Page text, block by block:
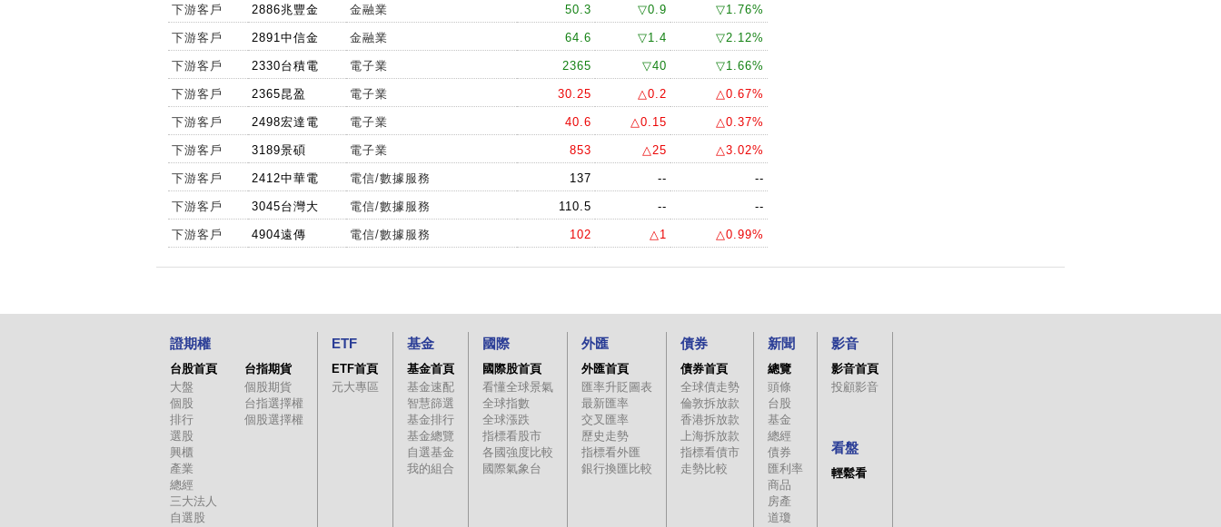
下游客戶 2886兆豐金 金融業 50.3 ▽0.9 ▽1.76%
下游客戶 2891中信金 金融業 64.6 ▽1.4 ▽2.12%
下游客戶 2330台積電 電子業 2365 ▽40 ▽1.66%
下游客戶 2365昆盈 電子業 30.25 △0.2 △0.67%
下游客戶 2498宏達電 電子業 40.6 △0.15 △0.37%
下游客戶 3189景碩 電子業 853 △25 △3.02%
下游客戶 2412中華電 電信/數據服務 137 -- --
下游客戶 3045台灣大 電信/數據服務 110.5 -- --
下游客戶 4904遠傳 電信/數據服務 102 △1 △0.99%
證期權
台股首頁
大盤
個股
排行
選股
興櫃
產業
總經
三大法人
自選股
台指期貨
個股期貨
台指選擇權
個股選擇權
ETF
ETF首頁
元大專區
基金
基金首頁
基金速配
智慧篩選
基金排行
基金總覽
自選基金
我的組合
國際
國際股首頁
看懂全球景氣
全球指數
全球漲跌
指標看股市
各國強度比較
國際氣象台
外匯
外匯首頁
匯率升貶圖表
最新匯率
交叉匯率
歷史走勢
指標看外匯
銀行換匯比較
債券
債券首頁
全球債走勢
倫敦拆放款
香港拆放款
上海拆放款
指標看債市
走勢比較
新聞
總覽
頭條
台股
基金
總經
債券
匯利率
商品
房產
道瓊
影音
影音首頁
投顧影音
看盤
輕鬆看